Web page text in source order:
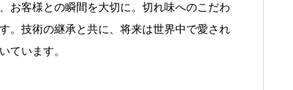
お客様との瞬間を大切に。切れ味へのこだわ
。技術の継承と共に、将来は世界中で愛され
ています。